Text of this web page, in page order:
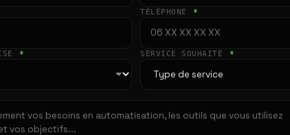
TÉLÉPHONE *
* SERVICE SOUHAITÉ *